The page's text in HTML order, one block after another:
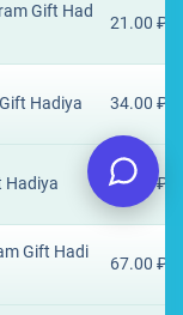
Gift Had
21.00 ₽
Hadiya 34.00 ₽
Hadiya 34.00 ₽
Gift Hadi
67.00 ₽